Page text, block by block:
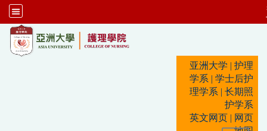
亚洲大学 | 护理
学系 | 学士后护
理学系 | 长期照
护学系
英文网页 | 网页